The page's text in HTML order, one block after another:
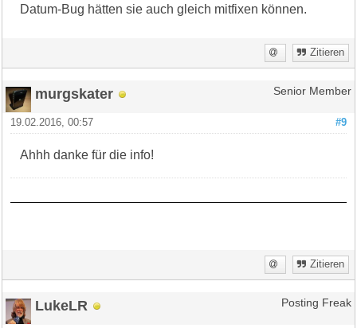
Datum-Bug hätten sie auch gleich mitfixen können.
Zitieren
murgskater Senior Member
#9
19.02.2016, 00:57
Ahhh danke für die info!
Zitieren
LukeLR Posting Freak